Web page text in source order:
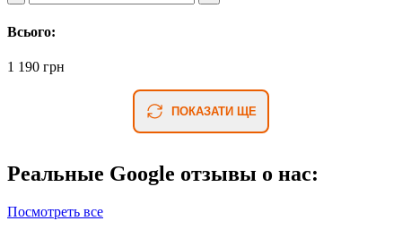
Всього:
1 190 грн
ПОКАЗАТИ ЩЕ
Реальные Google отзывы о нас:
Посмотреть все